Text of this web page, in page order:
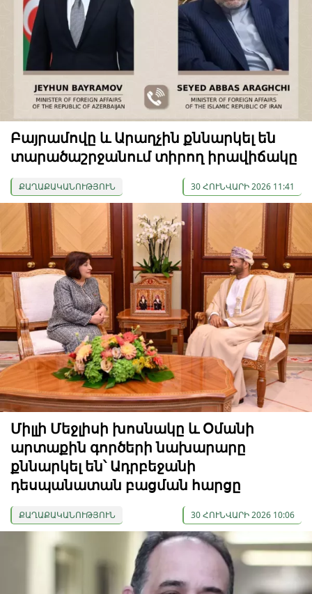
Բայրամովը և Արաղչին քննարկել են
տարածաշրջանում տիրող իրավիճակը
ՔԱՂԱՔԱԿԱՆՈՒԹՅՈՒՆ 30 ՀՈՒՆՎԱՐԻ 2026 11:41
Միլլի Մեջլիսի խոսնակը և Օմանի
արտաքին գործերի նախարարը
քննարկել են՝ Ադրբեջանի
դեսպանատան բացման հարցը
ՔԱՂԱՔԱԿԱՆՈՒԹՅՈՒՆ 30 ՀՈՒՆՎԱՐԻ 2026 10:06